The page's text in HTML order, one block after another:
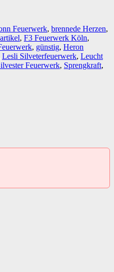
Feuerwerk, brennede Herzen,
, F3 Feuerwerk Köln,
, günstig, Heron
Lesli Silveterfeuerwerk, Leucht
Feuerwerk, Sprengkraft,